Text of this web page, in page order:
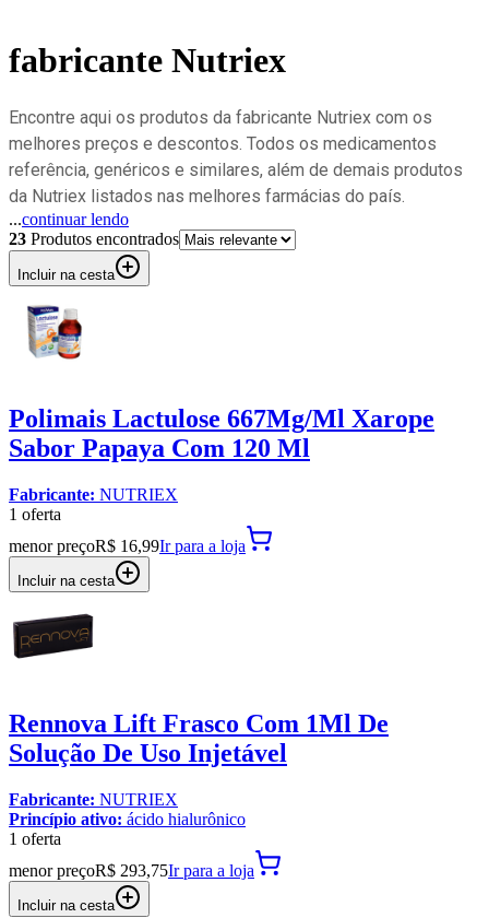
fabricante Nutriex
Encontre aqui os produtos da fabricante Nutriex com os
melhores preços e descontos. Todos os medicamentos
referência, genéricos e similares, além de demais produtos
da Nutriex listados nas melhores farmácias do país.
...continuar lendo
23 Produtos encontrados
Incluir na cesta
Polimais Lactulose 667Mg/Ml Xarope
Sabor Papaya Com 120 Ml
Fabricante: NUTRIEX
1 oferta
menor preçoR$ 16,99Ir para a loja
Incluir na cesta
Rennova Lift Frasco Com 1Ml De
Solução De Uso Injetável
Fabricante: NUTRIEX
Princípio ativo: ácido hialurônico
1 oferta
menor preçoR$ 293,75Ir para a loja
Incluir na cesta